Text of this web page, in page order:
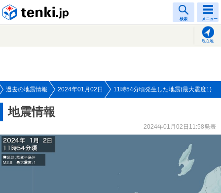
検索 メニュー
現在地
過去の地震情報 2024年01月02日 11時54分頃発生した地震(最大震度1)
地震情報
2024年01月02日11:58発表